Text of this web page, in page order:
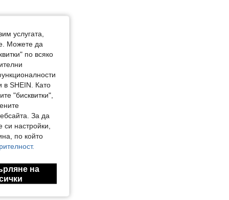
89 cm / 35 in, Цвят: червен, Размер: 10г
услугата,
Можете да
по всяко
в SHEIN. Като
"бисквитки",
За да
настройки,
по който
на